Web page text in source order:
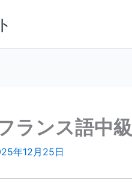
ランス語中
年12月25日